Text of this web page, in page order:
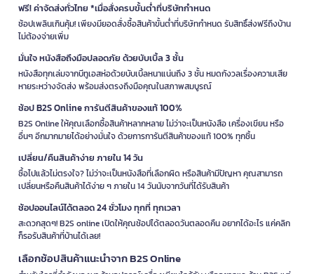
ฟรี! ค่าจัดส่งทั่วไทย *เมื่อสั่งครบขั้นต่ำที่บริษัทกำหนด
ช้อปเพลินเกินคุ้ม! เพียงมียอดสั่งซื้อสินค้าขั้นต่ำที่บริษัทกำหนด รับสิทธิ์ส่งฟรีถึงบ้าน
ไม่ต้องจ่ายเพิ่ม
มั่นใจ หนังสือถึงมือปลอดภัย ด้วยบับเบิ้ล 3 ชั้น
หนังสือทุกเล่มจากบีทูเอสห่อด้วยบับเบิ้ลหนาแน่นถึง 3 ชั้น หมดกังวลเรื่องความเสีย
หายระหว่างจัดส่ง พร้อมส่งตรงถึงมือคุณในสภาพสมบูรณ์
ช้อป B2S Online การันตีสินค้าของแท้ 100%
B2S Online ให้คุณเลือกซื้อสินค้าหลากหลาย ไม่ว่าจะเป็นหนังสือ เครื่องเขียน หรือ
อื่นๆ อีกมากมายได้อย่างมั่นใจ ด้วยการการันตีสินค้าของแท้ 100% ทุกชิ้น
เปลี่ยน/คืนสินค้าง่าย ภายใน 14 วัน
ซื้อไปแล้วไม่ตรงใจ? ไม่ว่าจะเป็นหนังสือที่เลือกผิด หรือสินค้ามีปัญหา คุณสามารถ
เปลี่ยนหรือคืนสินค้าได้ง่าย ๆ ภายใน 14 วันนับจากวันที่ได้รับสินค้า
ช้อปออนไลน์ได้ตลอด 24 ชั่วโมง ทุกที่ ทุกเวลา
สะดวกสุดๆ! B2S online เปิดให้คุณช้อปได้ตลอดวันตลอดคืน อยากได้อะไร แค่คลิก
ก็รอรับสินค้าที่บ้านได้เลย!
เลือกช้อปสินค้าแนะนำจาก B2S Online